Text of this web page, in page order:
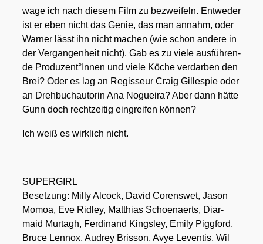
wage ich nach die­sem Film zu bezwei­feln. Ent­we­der
ist er eben nicht das Genie, das man annahm, oder
War­ner lässt ihn nicht machen (wie schon ande­re in
der Ver­gan­gen­heit nicht). Gab es zu vie­le aus­füh­ren­
de Produzent°Innen und vie­le Köche ver­dar­ben den
Brei? Oder es lag an Regis­seur Craig Gil­le­spie oder
an Dreh­buch­au­to­rin Ana Noguei­ra? Aber dann hät­te
Gunn doch recht­zei­tig ein­grei­fen kön­nen?
Ich weiß es wirk­lich nicht.
SUPERGIRL
Beset­zung: Mil­ly Alcock, David Coren­swet, Jason
Mom­oa, Eve Rid­ley, Mat­thi­as Schoen­aerts, Diar­
maid Mur­tagh, Fer­di­nand King­s­ley, Emi­ly Piggford,
Bruce Lenn­ox, Audrey Bris­son, Avye Leven­tis, Wil